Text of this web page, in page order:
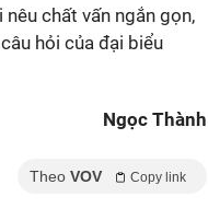
chất vấn ngắn gọn,
hỏi của đại biểu
Ngọc Thành
Theo VOV Copy link